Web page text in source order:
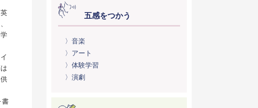
書
五感をつかう
〉音楽
〉アート
〉体験学習
〉演劇